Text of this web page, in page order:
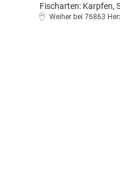
Fischarten: Karpfen,
Weiher bei 76863